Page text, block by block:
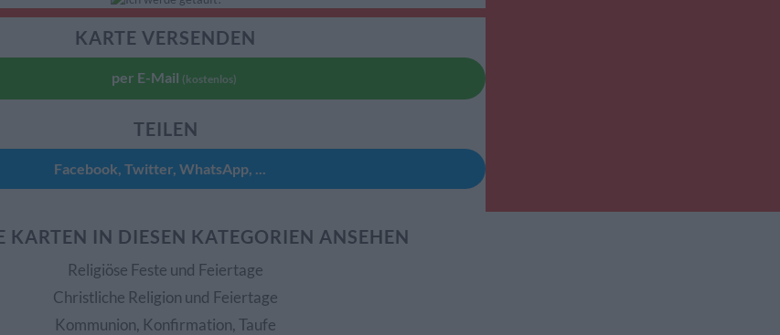
KARTE VERSENDEN
per E-Mail (kostenlos)
TEILEN
Facebook, Twitter, WhatsApp, ...
KARTEN IN DIESEN KATEGORIEN ANSEHEN
Religiöse Feste und Feiertage
Christliche Religion und Feiertage
Kommunion, Konfirmation, Taufe